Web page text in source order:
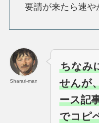
要請が来たら速や
Sharari-man
ちなみ
せんが
ース記
でコピ